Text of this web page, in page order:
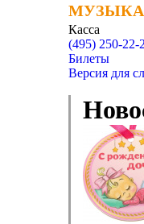
Касса
(495) 250-22-
Билеты
Версия для